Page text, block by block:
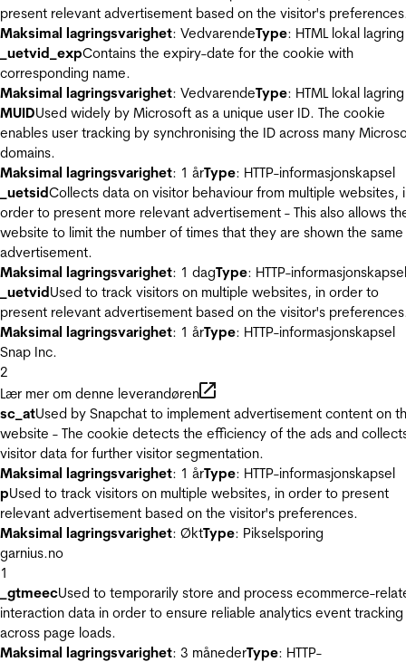
present relevant advertisement based on the visitor's
Maksimal lagringsvarighet: VedvarendeType: HTML lokal lagring
_uetvid_expContains the expiry-date for the cookie with
corresponding name.
Maksimal lagringsvarighet: VedvarendeType: HTML lokal lagring
MUIDUsed widely by Microsoft as a unique user ID. The cookie
enables user tracking by synchronising the ID across many
domains.
Maksimal lagringsvarighet: 1 årType: HTTP-informasjonskapsel
_uetsidCollects data on visitor behaviour from multiple websites,
order to present more relevant advertisement - This also allows
website to limit the number of times that they are shown the same
advertisement.
Maksimal lagringsvarighet: 1 dagType: HTTP-informasjonskapsel
_uetvidUsed to track visitors on multiple websites, in order to
present relevant advertisement based on the visitor's
Maksimal lagringsvarighet: 1 årType: HTTP-informasjonskapsel
Snap Inc.
2
Lær mer om denne leverandøren
sc_atUsed by Snapchat to implement advertisement content on
website - The cookie detects the efficiency of the ads and
visitor data for further visitor segmentation.
Maksimal lagringsvarighet: 1 årType: HTTP-informasjonskapsel
pUsed to track visitors on multiple websites, in order to present
relevant advertisement based on the visitor's preferences.
Maksimal lagringsvarighet: ØktType: Pikselsporing
garnius.no
1
_gtmeecUsed to temporarily store and process ecommerce-
interaction data in order to ensure reliable analytics event tracking
across page loads.
Maksimal lagringsvarighet: 3 månederType: HTTP-